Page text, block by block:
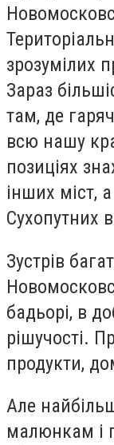
зрозумілих
Зараз
там, де
всю нашу
позиціях
інших міст,
Сухопутних
Зустрів
бадьорі, в
рішучості.
продукти,
Але
малюнкам і